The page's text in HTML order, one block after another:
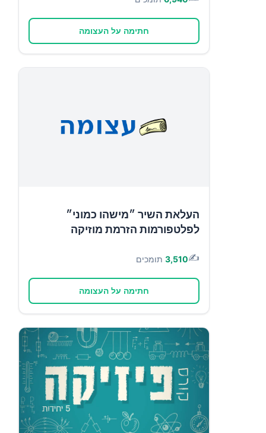
חתימה על העצומה
העלאת השיר ״מישהו כמוני״
לפלטפורמות הזרמת מוזיקה
✍️
3,510 תומכים
חתימה על העצומה